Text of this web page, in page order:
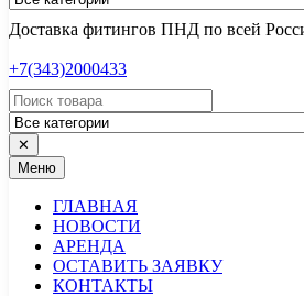
Доставка фитингов ПНД по всей
+7(343)2000433
✕
Меню
ГЛАВНАЯ
НОВОСТИ
АРЕНДА
ОСТАВИТЬ ЗАЯВКУ
КОНТАКТЫ